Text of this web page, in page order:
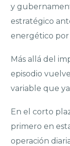
y
estratégico
energético por
Más allá del
episodio
variable que
En el corto
primero en
operación